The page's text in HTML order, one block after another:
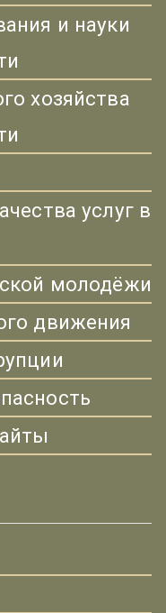
и науки
хозяйства
услуг в
молодёжи
движения